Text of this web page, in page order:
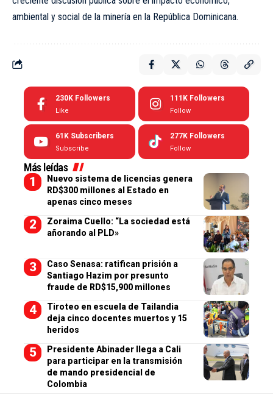
ambiental y social de la minería en la República Dominicana.
230K Followers
Like
111K Followers
Follow
61K Subscribers
Subscribe
277K Followers
Follow
Más leídas
Nuevo sistema de licencias genera
RD$300 millones al Estado en
apenas cinco meses
Zoraima Cuello: “La sociedad está
añorando al PLD»
Caso Senasa: ratifican prisión a
Santiago Hazim por presunto
fraude de RD$15,900 millones
Tiroteo en escuela de Tailandia
deja cinco docentes muertos y 15
heridos
Presidente Abinader llega a Cali
para participar en la transmisión
de mando presidencial de
Colombia